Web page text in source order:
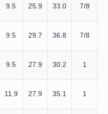
9.5 25.9 33.0 7/8
9.5 29.7 36.8 7/8
9.5 27.9 30.2 1
11.9 27.9 35.1 1